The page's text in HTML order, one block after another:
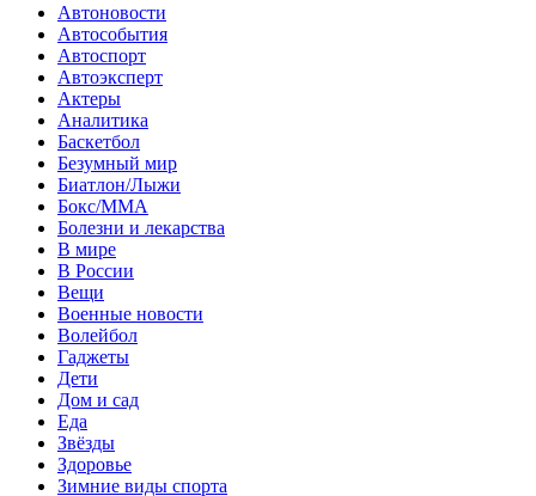
Автоновости
Автособытия
Автоспорт
Автоэксперт
Актеры
Аналитика
Баскетбол
Безумный мир
Биатлон/Лыжи
Бокс/MMA
Болезни и лекарства
В мире
В России
Вещи
Военные новости
Волейбол
Гаджеты
Дети
Дом и сад
Еда
Звёзды
Здоровье
Зимние виды спорта